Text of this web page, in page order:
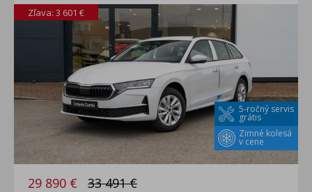
Zimné kolesá
v cene
5-ročný servis
grátis
Zľava: 3 601 €
29 890 € 33 491 €